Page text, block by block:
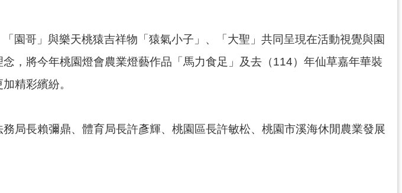
園哥」與樂天桃猿吉祥物「猿氣小子」、「大聖」共同呈現在活動視覺與園
，將今年桃園燈會農業燈藝作品「馬力食足」及去（114）年仙草嘉年華裝
精彩繽紛。
局長賴彌鼎、體育局長許彥輝、桃園區長許敏松、桃園市溪海休閒農業發展